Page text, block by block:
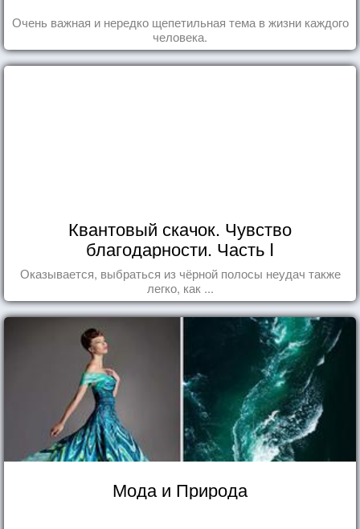
Очень важная и нередко щепетильная тема в жизни каждого
человека.
Квантовый скачок. Чувство
благодарности. Часть I
Оказывается, выбраться из чёрной полосы неудач также
легко, как ...
Мода и Природа